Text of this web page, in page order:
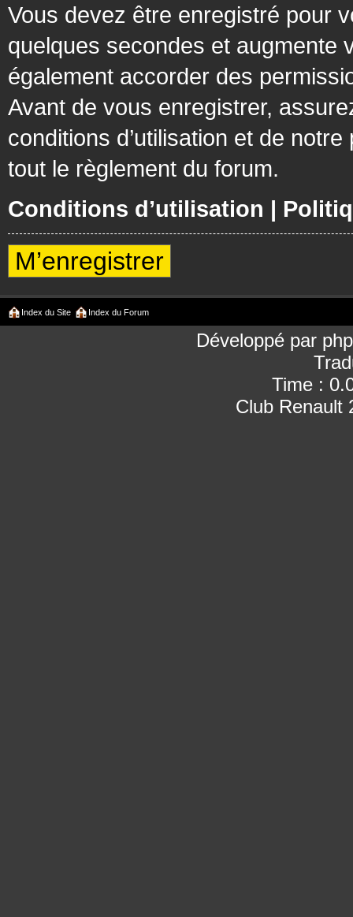
Vous devez être enregistré pour
quelques secondes et augmente
également accorder des
Avant de vous enregistrer,
conditions d’utilisation et de
tout le règlement du forum.
Conditions d’utilisation |
M’enregistrer
Index du Site Index du Forum
Développé par
Time :
Club Renault